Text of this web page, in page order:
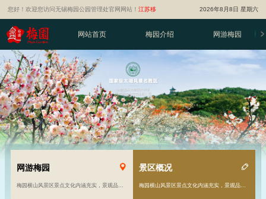
您好！欢迎您访问无锡梅园公园管理处官网网站！江苏移
动智慧旅游平台
2026年8月8日 星期六
网站首页 梅园介绍 网游梅园
网游梅园
梅园横山风景区景点文化内涵充实，景观品位高雅。风景区由原来的81亩发展到现在的千余亩……
景区概况
梅园横山风景区景点文化内涵充实，景观品位高雅。风景区由原来的81亩发展到现在的千余亩……